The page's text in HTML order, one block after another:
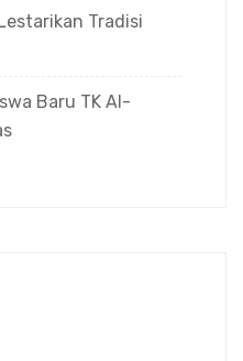
Tradisi
Baru TK Al-